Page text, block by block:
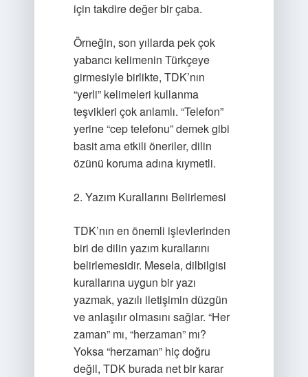
için takdire değer bir çaba.
Örneğin, son yıllarda pek çok
yabancı kelimenin Türkçeye
girmesiyle birlikte, TDK’nın
“yerli” kelimeleri kullanma
teşvikleri çok anlamlı. “Telefon”
yerine “cep telefonu” demek gibi
basit ama etkili öneriler, dilin
özünü koruma adına kıymetli.
2. Yazım Kurallarını Belirlemesi
TDK’nın en önemli işlevlerinden
biri de dilin yazım kurallarını
belirlemesidir. Mesela, dilbilgisi
kurallarına uygun bir yazı
yazmak, yazılı iletişimin düzgün
ve anlaşılır olmasını sağlar. “Her
zaman” mı, “herzaman” mı?
Yoksa “herzaman” hiç doğru
değil, TDK burada net bir karar